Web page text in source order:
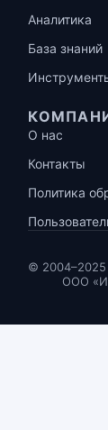
Аналитика
База знаний
О нас
Контакты
Политика
©
ООО